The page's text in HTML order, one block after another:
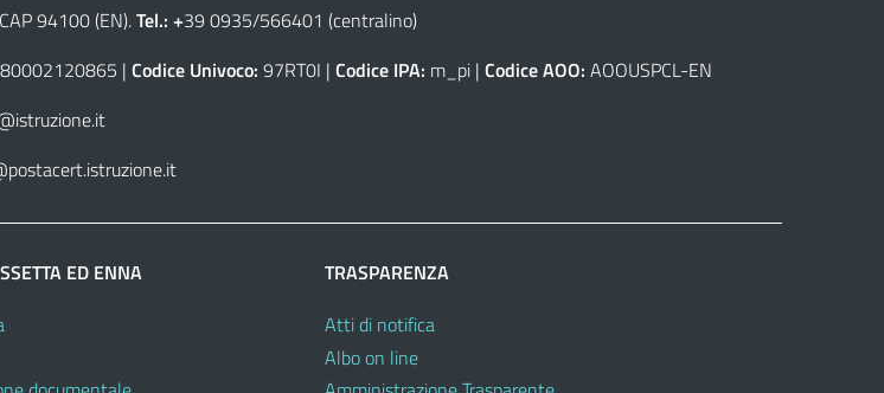
94100 (EN).Tel.: +39 0935/566401 (centralino)
80002120865 | Codice Univoco: 97RT0I | Codice IPA: m_pi | Codice AOO: AOOUSPCL-EN
ED ENNA
TRASPARENZA
Atti di notifica
Albo on line